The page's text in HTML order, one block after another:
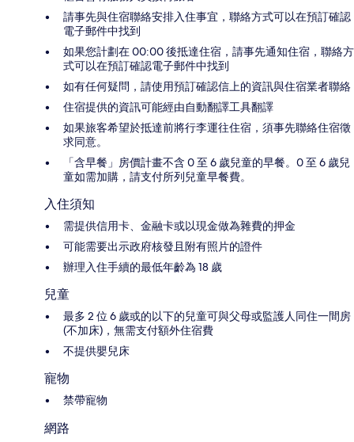
請事先與住宿聯絡安排入住事宜，聯絡方式可以在預訂確認
電子郵件中找到
如果您計劃在 00:00 後抵達住宿，請事先通知住宿，聯絡方
式可以在預訂確認電子郵件中找到
如有任何疑問，請使用預訂確認信上的資訊與住宿業者聯絡
住宿提供的資訊可能經由自動翻譯工具翻譯
如果旅客希望於抵達前將行李運往住宿，須事先聯絡住宿徵
求同意。
「含早餐」房價計畫不含 0 至 6 歲兒童的早餐。0 至 6 歲兒
童如需加購，請支付所列兒童早餐費。
入住須知
需提供信用卡、金融卡或以現金做為雜費的押金
可能需要出示政府核發且附有照片的證件
辦理入住手續的最低年齡為 18 歲
兒童
最多 2 位 6 歲或的以下的兒童可與父母或監護人同住一間房
(不加床)，無需支付額外住宿費
不提供嬰兒床
寵物
禁帶寵物
網路